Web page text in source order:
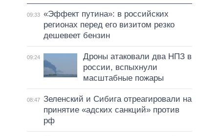
09:33 «Эффект путина»: в российских
регионах перед его визитом резко
дешевеет бензин
09:24
Дроны атаковали два НПЗ в
россии, вспыхнули
масштабные пожары
08:47 Зеленский и Сибига отреагировали на
принятие «адских санкций» против
рф